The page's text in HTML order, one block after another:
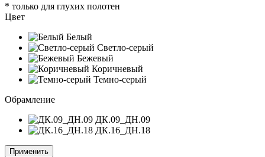
* только для глухих полотен
Цвет
Белый
Светло-серый
Бежевый
Коричневый
Темно-серый
Обрамление
ДК.09_ДН.09
ДК.16_ДН.18
Применить